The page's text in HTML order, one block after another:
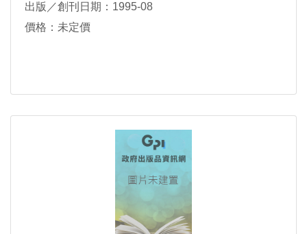
出版／創刊日期：1995-08
價格：未定價